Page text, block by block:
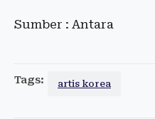
Sumber : Antara
Tags: artis korea